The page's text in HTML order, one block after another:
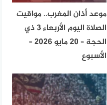
موعد أذان المغرب.. مواقيت
الصلاة اليوم الأربعاء 3 ذي
الحجة – 20 مايو 2026 –
الأسبوع